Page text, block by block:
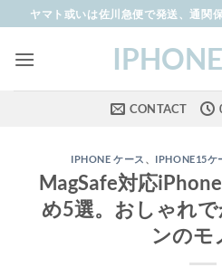
to
content
ヤマト或いは佐川急便で発送、通関
CONTACT
IPHONE ケース 、 IPHONE15ケ
MagSafe対応
め5選。おしゃれ
ンのモ